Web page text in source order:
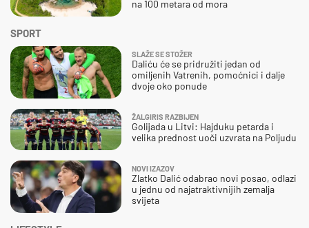
SPORT
SLAŽE SE STOŽER
Daliću će se pridružiti jedan od
omiljenih Vatrenih, pomoćnici i dalje
dvoje oko ponude
ŽALGIRIS RAZBIJEN
Golijada u Litvi: Hajduku petarda i
velika prednost uoči uzvrata na Poljudu
NOVI IZAZOV
Zlatko Dalić odabrao novi posao, odlazi
u jednu od najatraktivnijih zemalja
svijeta
na 100 metara od mora